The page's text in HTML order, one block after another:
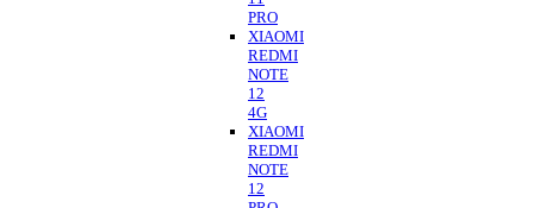
PRO
XIAOMI
REDMI
NOTE
12
4G
XIAOMI
REDMI
NOTE
12